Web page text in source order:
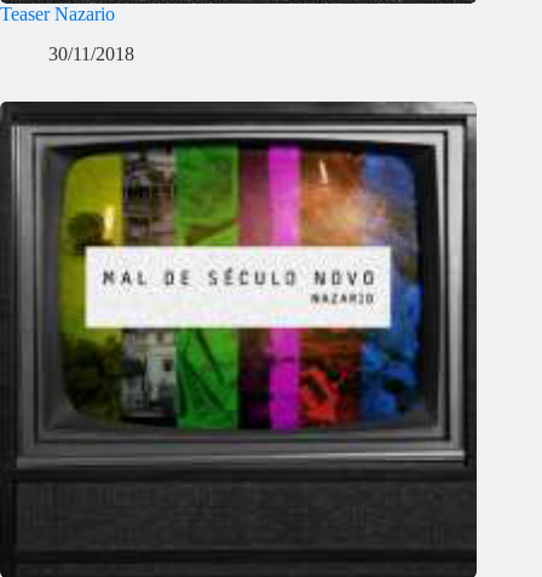
Teaser Nazario
30/11/2018